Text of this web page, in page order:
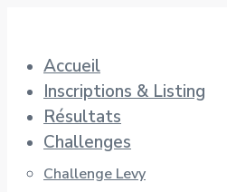
contenuAccueil
Inscriptions & Listing
Résultats
Challenges
Challenge Levy